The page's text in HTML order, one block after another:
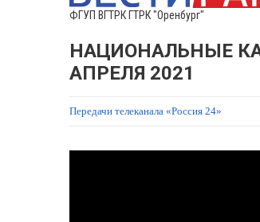
ФГУП ВГТРК ГТРК "Оренбург"
НАЦИОНАЛЬНЫЕ
АПРЕЛЯ 2021
Передачи телеканала «Россия 24»